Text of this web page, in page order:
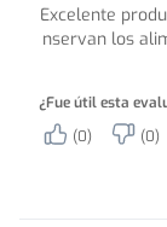
Excelente
nservan los
¿Fue útil esta
(0)
(0)